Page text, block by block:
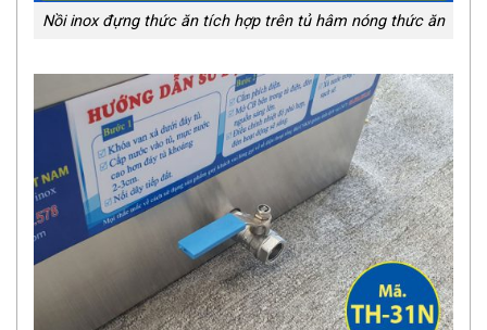
Nồi inox đựng thức ăn tích hợp trên tủ hâm nóng thức ăn